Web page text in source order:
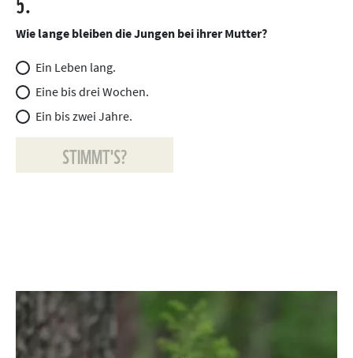
Wie lange bleiben die Jungen bei ihrer Mutter?
Ein Leben lang.
Eine bis drei Wochen.
Ein bis zwei Jahre.
STIMMT'S?